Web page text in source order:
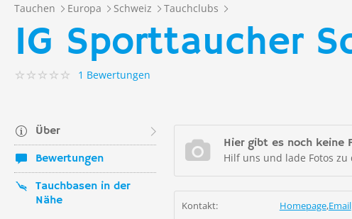
Tauchen Europa Schweiz Tauchclubs
IG Sporttaucher
1 Bewertungen
Über
Bewertungen
Tauchbasen in der
Nähe
Hier gibt es noch keine
Hilf uns und lade Fotos
Kontakt: Homepage,Email